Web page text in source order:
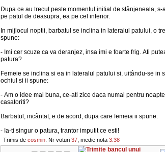
Dupa ce au trecut peste momentul initial de stânjeneala, s-
pe patul de deasupra, ea pe cel inferior.
In mijlocul noptii, barbatul se inclina in lateralul patului, o
spune:
- Imi cer scuze ca va deranjez, insa imi e foarte frig. Ati
patura?
Femeie se inclina si ea in lateralul patului si, uitându-se in
ochiul si ii spune:
- Am o idee mai buna, ce-ati zice daca numai pentru
casatoriti?
Barbatul, incântat, e de acord, dupa care femeia ii spune:
- Ia-ti singur o patura, trantor imputit ce esti!
Trimis de cosmin. Nr voturi 37, medie nota 3.38